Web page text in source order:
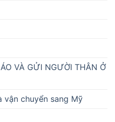
VÀ GỬI NGƯỜI THÂN Ở
vận chuyển sang Mỹ